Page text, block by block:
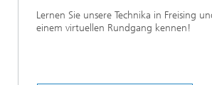
Lernen Sie unsere Technika in Freising
einem virtuellen Rundgang kennen!